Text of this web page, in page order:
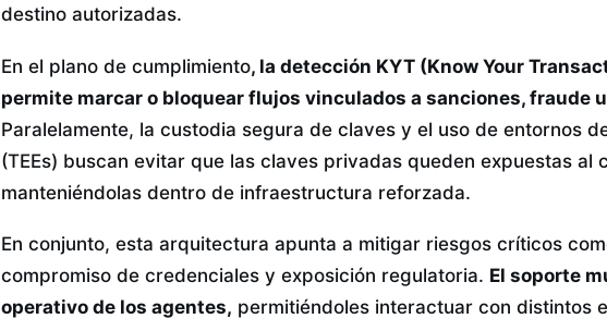
destino autorizadas.
En el plano de cumplimiento, la detección KYT (Know Your
permite marcar o bloquear flujos vinculados a sanciones, fraude
Paralelamente, la custodia segura de claves y el uso de entornos
(TEEs) buscan evitar que las claves privadas queden expuestas al
manteniéndolas dentro de infraestructura reforzada.
En conjunto, esta arquitectura apunta a mitigar riesgos críticos
compromiso de credenciales y exposición regulatoria. El soporte
operativo de los agentes, permitiéndoles interactuar con distintos